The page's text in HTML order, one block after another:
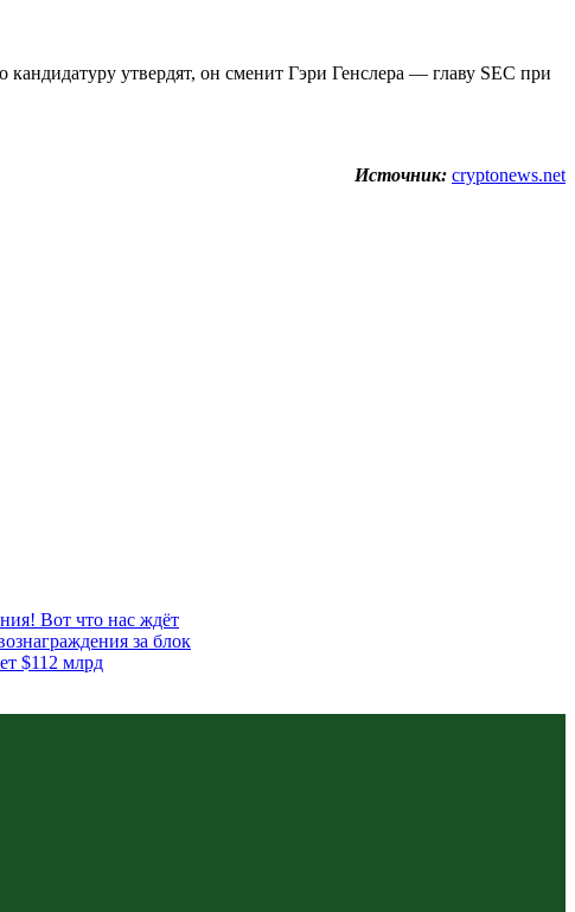
утвердят, он сменит Гэри Генслера — главу SEC при
Источник: cryptonews.net
Вот что нас ждёт
за блок
$112 млрд